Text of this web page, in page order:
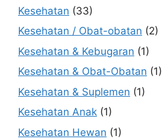
Kesehatan (33)
Kesehatan / Obat-obatan (2)
Kesehatan & Kebugaran (1)
Kesehatan & Obat-Obatan (1)
Kesehatan & Suplemen (1)
Kesehatan Anak (1)
Kesehatan Hewan (1)